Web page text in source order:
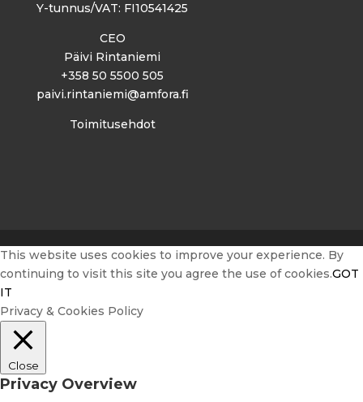
Y-tunnus/VAT: FI10541425
CEO
Päivi Rintaniemi
+358 50 5500 505
paivi.rintaniemi@amfora.fi
Toimitusehdot
This website uses cookies to improve your experience. By
continuing to visit this site you agree the use of cookies.GOT
IT
Privacy & Cookies Policy
Close
Privacy Overview